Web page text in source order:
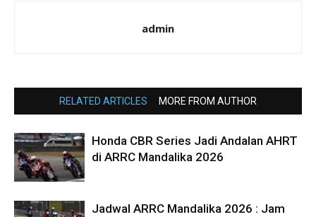
admin
RELATED ARTICLES MORE FROM AUTHOR
Honda CBR Series Jadi Andalan AHRT
di ARRC Mandalika 2026
Jadwal ARRC Mandalika 2026 : Jam